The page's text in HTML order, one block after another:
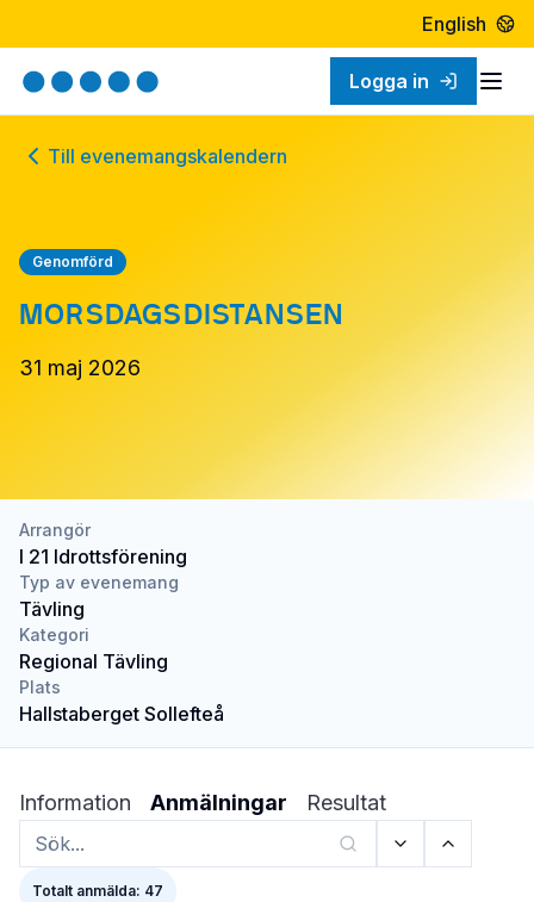
English
Logga in
Till evenemangskalendern
Genomförd
MORSDAGSDISTANSEN
31 maj 2026
Arrangör
I 21 Idrottsförening
Typ av evenemang
Tävling
Kategori
Regional Tävling
Plats
Hallstaberget Sollefteå
Information Anmälningar Resultat
Totalt anmälda: 47